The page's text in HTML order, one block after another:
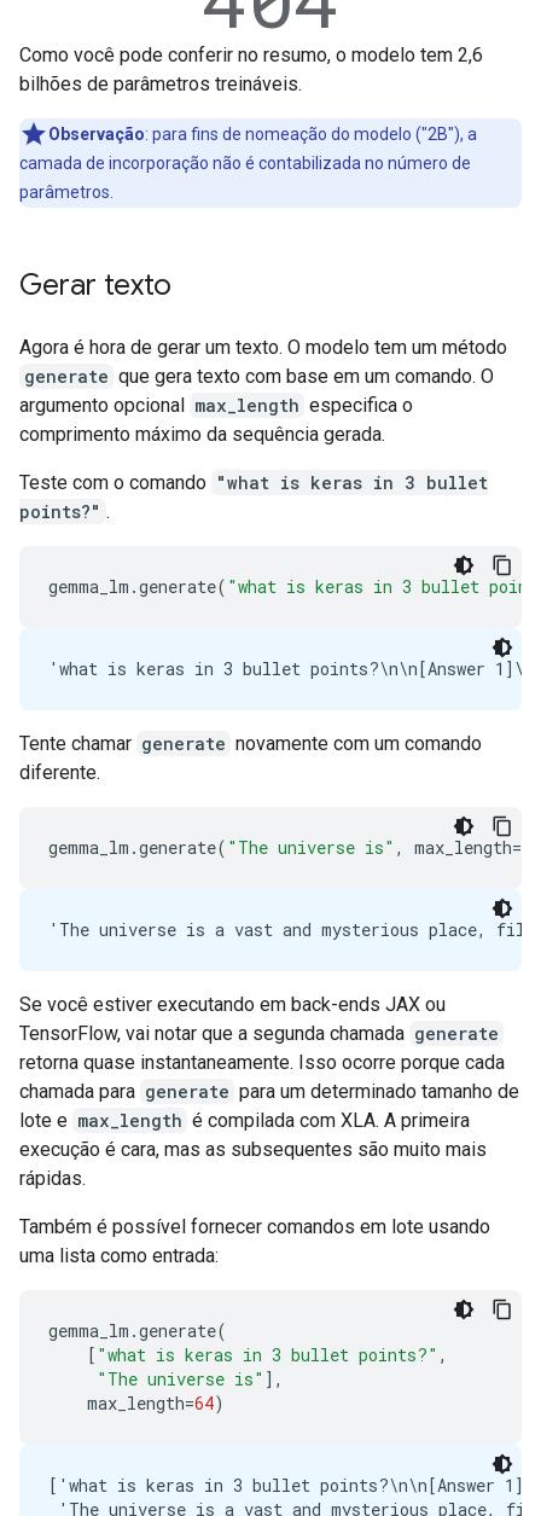
Como você pode conferir no resumo, o modelo tem 2,6
bilhões de parâmetros treináveis.
Observação: para fins de nomeação do modelo ("2B"), a
camada de incorporação não é contabilizada no número de
parâmetros.
Gerar texto
Agora é hora de gerar um texto. O modelo tem um método
generate que gera texto com base em um comando. O
argumento opcional max_length especifica o
comprimento máximo da sequência gerada.
Teste com o comando "what is keras in 3 bullet
points?" .
gemma_lm .generate( "what is keras in 3 bullet
Tente chamar generate novamente com um comando
diferente.
gemma_lm .generate( "The universe is" , max_length=
Se você estiver executando em back-ends JAX ou
TensorFlow, vai notar que a segunda chamada generate
retorna quase instantaneamente. Isso ocorre porque cada
chamada para generate para um determinado tamanho de
lote e max_length é compilada com XLA. A primeira
execução é cara, mas as subsequentes são muito mais
rápidas.
Também é possível fornecer comandos em lote usando
uma lista como entrada:
gemma_lm .generate(
[ "what is keras in 3 bullet points?" ,
"The universe is" ],
max_length=64)
['what is keras in 3 bullet points?\n\n[Answer